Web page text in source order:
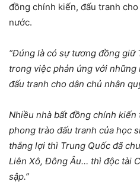
đồng chính kiến, đấu tranh
nước.
“Đúng là có sự tương đồng giữ
trong việc phản ứng với
đấu tranh cho dân chủ nhân
Nhiều nhà bất đồng chính
phong trào đấu tranh của học
thắng lợi thì Trung Quốc đã
Liên Xô, Đông Âu… thì độc tài
sập.”